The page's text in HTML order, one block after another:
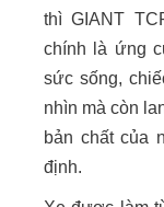
thì GIANT
chính là ứng
sức sống,
nhìn mà còn
bản chất của
định.